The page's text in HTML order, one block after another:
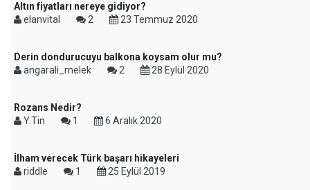
Altın fiyatları nereye gidiyor?
elanvital
2 23 Temmuz 2020
Derin dondurucuyu balkona koysam olur mu?
angarali_melek
2 28 Eylül 2020
Rozans Nedir?
Y.Tin
1 6 Aralık 2020
İlham verecek Türk başarı hikayeleri
riddle
1 25 Eylül 2019